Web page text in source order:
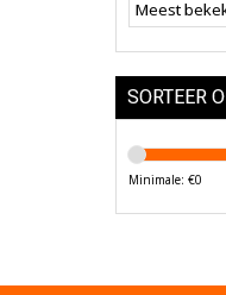
SORTEER
Minimale: €0